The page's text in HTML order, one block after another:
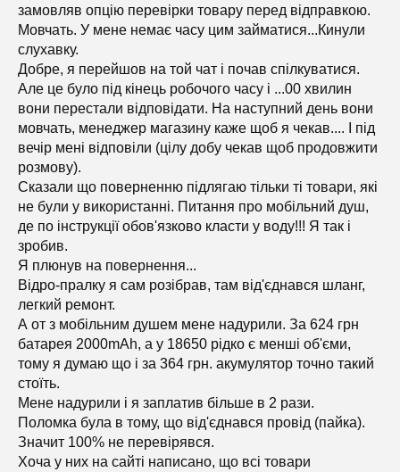
замовляв опцію перевірки товару перед відправкою.
Мовчать. У мене немає часу цим займатися...Кинули
слухавку.
Добре, я перейшов на той чат і почав спілкуватися.
Але це було під кінець робочого часу і ...00 хвилин
вони перестали відповідати. На наступний день вони
мовчать, менеджер магазину каже щоб я чекав.... І під
вечір мені відповіли (цілу добу чекав щоб продовжити
розмову).
Сказали що поверненню підлягаю тільки ті товари, які
не були у використанні. Питання про мобільний душ,
де по інструкції обов'язково класти у воду!!! Я так і
зробив.
Я плюнув на повернення...
Відро-пралку я сам розібрав, там від'єднався шланг,
легкий ремонт.
А от з мобільним душем мене надурили. За 624 грн
батарея 2000mAh, а у 18650 рідко є менші об'єми,
тому я думаю що і за 364 грн. акумулятор точно такий
стоїть.
Мене надурили і я заплатив більше в 2 рази.
Поломка була в тому, що від'єднався провід (пайка).
Значит 100% не перевірявся.
Хоча у них на сайті написано, що всі товари